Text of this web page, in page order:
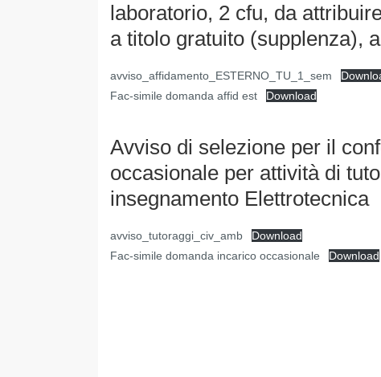
laboratorio, 2 cfu, da
a titolo gratuito (supplenza),
avviso_affidamento_ESTERNO_TU_1_sem
Fac-simile domanda affid est
Download
Avviso di selezione per il
occasionale per attività di
insegnamento Elettrotecnica
avviso_tutoraggi_civ_amb
Download
Fac-simile domanda incarico occasionale
Download